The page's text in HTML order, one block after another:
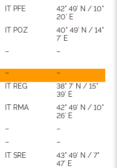
IT PFE
42° 49′ N / 10°
20′ E
IT POZ
40° 49′ N / 14°
7′ E
– –
–
–
IT REG
38° 7′ N / 15°
39′ E
IT RMA
42° 49′ N / 10°
26′ E
–
–
–
–
IT SRE
43° 49′ N / 7°
47′ E